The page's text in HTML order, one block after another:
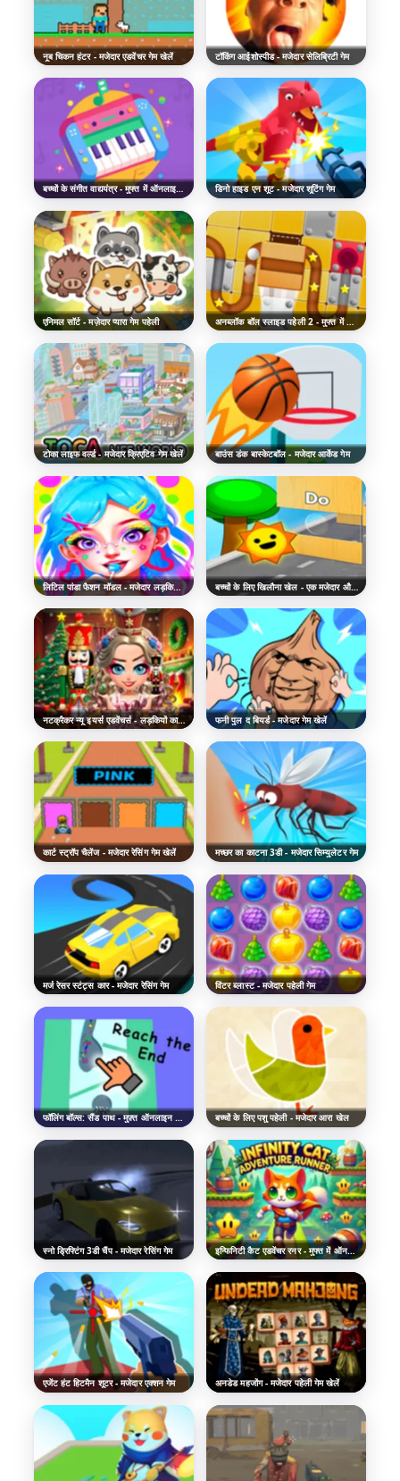
नूब चिकन हंटर - मजेदार एडवेंचर गेम खेलें टॉकिंग आईशोस्पीड - मजेदार सेलिब्रिटी गेम
बच्चों के संगीत वाद्ययंत्र - मुफ्त में ऑनलाइन खेलें डिनो हाइड एन शूट - मजेदार शूटिंग गेम
एनिमल सॉर्ट - मज़ेदार प्यारा गेम पहेली अनब्लॉक बॉल स्लाइड पहेली 2 - मुफ्त में ऑनलाइन खेलें
टोका लाइफ वर्ल्ड - मजेदार क्रिएटिव गेम खेलें बाउंस डंक बास्केटबॉल - मजेदार आर्केड गेम
लिटिल पांडा फैशन मॉडल - मजेदार लड़कियों का गेम बच्चों के लिए खिलौना खेल - एक मजेदार और आरामदायक संग्रह
नटक्रैकर न्यू इयर्स एडवेंचर्स - लड़कियों का ड्रेस अप गेम फनी पुल द बियर्ड - मजेदार गेम खेलें
कार्ट स्ट्रॉप चैलेंज - मजेदार रेसिंग गेम खेलें मच्छर का काटना 3डी - मजेदार सिम्युलेटर गेम
मर्ज रेसर स्टंट्स कार - मजेदार रेसिंग गेम विंटर ब्लास्ट - मजेदार पहेली गेम
फॉलिंग बॉल्स: सैंड पाथ - मुफ़्त ऑनलाइन खेलें बच्चों के लिए पशु पहेली - मजेदार आरा खेल
स्नो ड्रिफ्टिंग 3डी चैंप - मजेदार रेसिंग गेम इन्फिनिटी कैट एडवेंचर रनर - मुफ्त में ऑनलाइन खेलें
एजेंट हंट हिटमैन शूटर - मजेदार एक्शन गेम अनडेड महजोंग - मजेदार पहेली गेम खेलें